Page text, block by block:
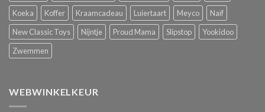
Koeka
Koffer Kraamcadeau Luiertaart Meyco
Naïf
New Classic Toys
Nijntje Proud Mama Slipstop
Yookidoo
Zwemmen
WEBWINKELKEUR